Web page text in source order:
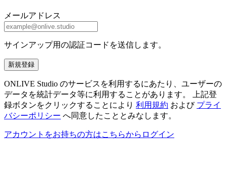
メールアドレス
サインアップ用の認証コードを送信します。
新規登録
ONLIVE Studio のサービスを利用するにあたり、ユーザーの
データを統計データ等に利用することがあります。 上記登
録ボタンをクリックすることにより 利用規約 および プライ
バシーポリシー へ同意したこととみなします。
アカウントをお持ちの方はこちらからログイン